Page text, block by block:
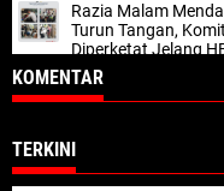
Razia Malam
Turun Tangan,
Diperketat Jelang
KOMENTAR
TERKINI